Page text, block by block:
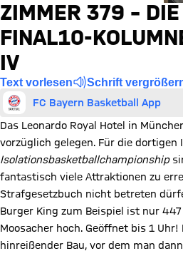
ZIMMER 379 – DIE
FINAL10-
IV
Text vorlesen Schrift
FC Bayern Basketball App
Das Leonardo Royal Hotel in
vorzüglich gelegen. Für die dortigen
Isolationsbasketballchampionship
fantastisch viele Attraktionen zu
Strafgesetzbuch nicht betreten
Burger King zum Beispiel ist nur
Moosacher hoch. Geöffnet bis 1
hinreißender Bau, vor dem man